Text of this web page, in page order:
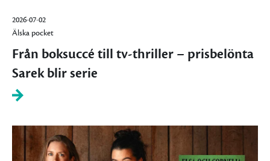
2026-07-02
Älska pocket
Från boksuccé till tv-thriller – prisbelönta
Sarek blir serie